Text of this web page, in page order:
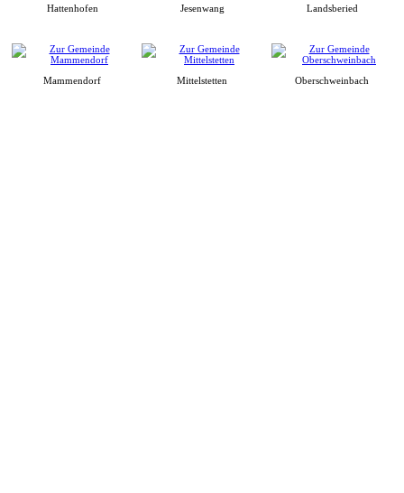
Hattenhofen Jesenwang Landsberied
Mammendorf Mittelstetten Oberschweinbach